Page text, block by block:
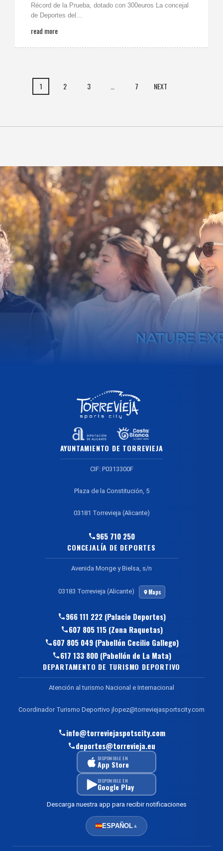
Récord de la Prueba, dotado con 300euros La concejal
de Deportes del...
read more
1 2 3 … 7 NEXT
AYUNTAMIENTO DE TORREVIEJA
CIF: P0313300F
Plaza de la Constitución, 5
03181 Torrevieja (Alicante)
965 710 250
CONCEJALÍA DE DEPORTES
Avenida Monge y Bielsa, s/n
03183 Torrevieja (Alicante) Maps
966 111 222 (Palacio Deportes)
607 805 115 (Zona Raquetas)
607 805 049 (Pabellón Cecilio Gallego)
617 133 800 (Pabellón de La Mata)
DEPARTAMENTO DE TURISMO DEPORTIVO
Atención al turismo Nacional e Internacional
Coordinador Turismo Deportivo jlopez@torreviejasportscity.com
info@torreviejaspotscity.com
deportes@torrevieja.eu
DISPONIBLE EN
App Store
DISPONIBLE EN
Google Play
Descarga nuestra app para recibir notificaciones
ESPAÑOL▲